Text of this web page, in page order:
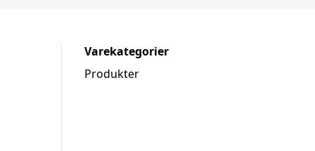
Varekategorier
Produkter